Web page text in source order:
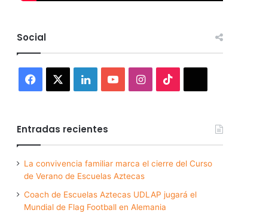
Social
Facebook LinkedInYouTubeInstagram
Entradas recientes
La convivencia familiar marca el cierre del Curso
de Verano de Escuelas Aztecas
Coach de Escuelas Aztecas UDLAP jugará el
Mundial de Flag Football en Alemania